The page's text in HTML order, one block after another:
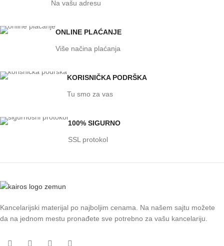
Na vašu adresu
ONLINE PLAĆANJE
Više načina plaćanja
KORISNIČKA PODRŠKA
Tu smo za vas
100% SIGURNO
SSL protokol
Kancelarijski materijal po najboljim cenama. Na našem sajtu možete
da na jednom mestu pronađete sve potrebno za vašu kancelariju.